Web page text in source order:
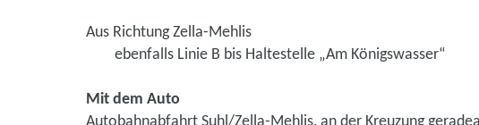
Aus Richtung Zella-Mehlis
ebenfalls Linie B bis Haltestelle „Am Königswasser“
Mit dem Auto